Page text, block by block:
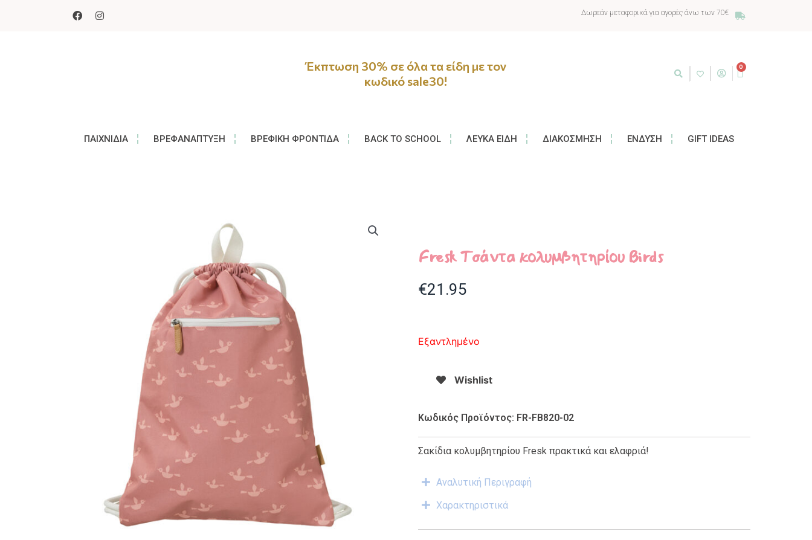
Δωρεάν μεταφορικά για αγορές άνω των 70€
Έκπτωση 30% σε όλα τα είδη με τον
κωδικό sale30!
0
ΠΑΙΧΝΊΔΙΑ ΒΡΕΦΑΝΆΠΤΥΞΗ ΒΡΕΦΙΚΉ ΦΡΟΝΤΊΔΑ BACK TO SCHOOL ΛΕΥΚΆ ΕΊΔΗ ΔΙΑΚΌΣΜΗΣΗ ΈΝΔΥΣΗ GIFT IDEAS
Fresk Τσάντα κολυμβητηρίου Birds
€21.95
Εξαντλημένο
Wishlist
Κωδικός Προϊόντος: FR-FB820-02
Σακίδια κολυμβητηρίου Fresk πρακτικά και ελαφριά!
Αναλυτική Περιγραφή
Χαρακτηριστικά